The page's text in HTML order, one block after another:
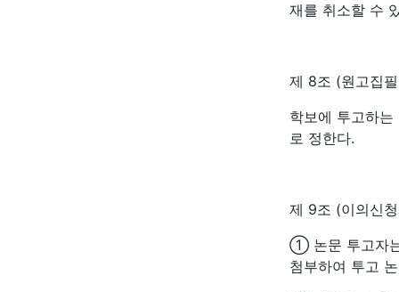
재를 취소할 수
제 8조 (원고집
학보에 투고하
로 정한다.
제 9조 (이의신
① 논문 투고자
첨부하여 투고